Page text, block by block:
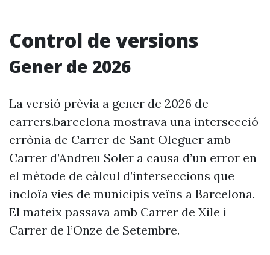
Control de versions
Gener de 2026
La versió prèvia a gener de 2026 de
carrers.barcelona mostrava una intersecció
errònia de Carrer de Sant Oleguer amb
Carrer d’Andreu Soler a causa d’un error en
el mètode de càlcul d’interseccions que
incloïa vies de municipis veïns a Barcelona.
El mateix passava amb Carrer de Xile i
Carrer de l’Onze de Setembre.